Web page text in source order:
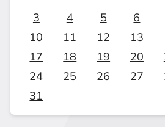
3
4 5 6
10
11 12 13
17
18 19 20
24
25 26 27
31